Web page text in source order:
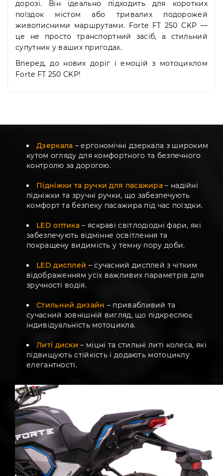
дорозі. Він ідеально підходить для коротких
поїздок містом або тривалих подорожей
живописними маршрутами. Forte FT 250 CKP —
це не просто транспортний засіб, а стильний
супутник у ваших пригодах.
Вперед, до нових доріг і емоцій з мотоциклом
Forte FT 250 CKP!
Дзеркала – ергономічні дзеркала з широким
кутом огляду для комфортного та безпечного
контролю за дорогою.
Підніжки та ручки для пасажира – надійні
підніжки та зручні ручки, що забезпечують
комфорт та безпеку пасажира під час поїздки.
LED оптика – яскраві світлодіодні фари, які
забезпечують відмінне освітлення та
покращену видимість у темну пору доби.
LED дисплей – сучасний дисплей з чітким
відображенням усіх важливих параметрів для
зручності водія.
Стильний дизайн – привабливий та
сучасний зовнішній вигляд, що підкреслює
індивідуальність мотоцикла.
Литі диски – міцні та стильні литі колеса, які
підвищують стійкість і додають мотоциклу
елегантності.